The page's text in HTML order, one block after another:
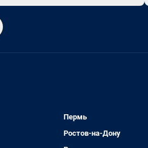
Пермь
Ростов-на-Дону